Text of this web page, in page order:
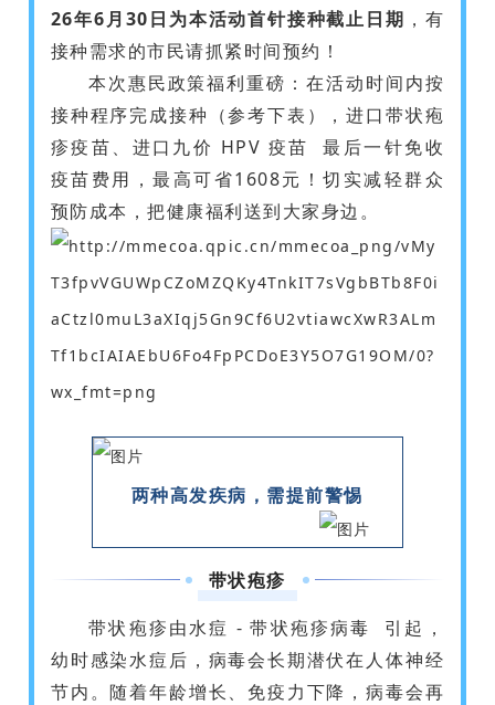
26年6月30日为本活动首针接种截止日期 ，有
接种需求的市民请抓紧时间预约！
本次惠民政策福利重磅：在活动时间内按
接种程序完成接种（参考下表），进口带状疱
疹疫苗、进口九价 HPV 疫苗
最后一针免收
疫苗费用，最高可省1608元！切实减轻群众
预防成本，把健康福利送到大家身边。
两种高发疾病，需提前警惕
带状疱疹
带状疱疹由水痘 -带状疱疹病毒
引起，
幼时感染水痘后，病毒会长期潜伏在人体神经
节内。随着年龄增长、免疫力下降，病毒会再